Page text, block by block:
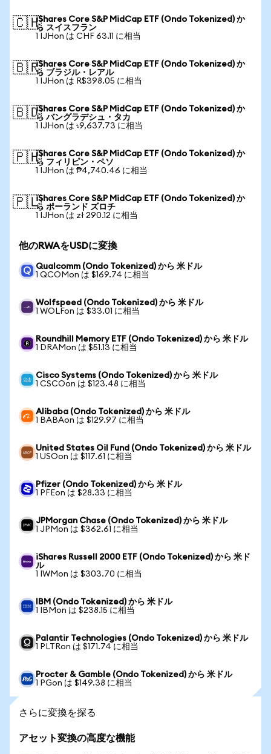
🇨🇭iShares Core S&P MidCap ETF (Ondo Tokenized) か
ら スイスフラン
1 IJHon は CHF 63.11 に相当
🇧🇷iShares Core S&P MidCap ETF (Ondo Tokenized) か
ら ブラジル・レアル
1 IJHon は R$398.05 に相当
🇧🇩iShares Core S&P MidCap ETF (Ondo Tokenized) か
ら バングラデシュ・タカ
1 IJHon は ৳9,637.73 に相当
🇵🇭iShares Core S&P MidCap ETF (Ondo Tokenized) か
ら フィリピン・ペソ
1 IJHon は ₱4,740.46 に相当
🇵🇱iShares Core S&P MidCap ETF (Ondo Tokenized) か
ら ポーランド ズロチ
1 IJHon は zł 290.12 に相当
他のRWAをUSDに変換
Qualcomm (Ondo Tokenized) から 米ドル
1 QCOMon は $169.74 に相当
Wolfspeed (Ondo Tokenized) から 米ドル
1 WOLFon は $33.01 に相当
Roundhill Memory ETF (Ondo Tokenized) から 米ドル
1 DRAMon は $51.13 に相当
Cisco Systems (Ondo Tokenized) から 米ドル
1 CSCOon は $123.48 に相当
Alibaba (Ondo Tokenized) から 米ドル
1 BABAon は $129.97 に相当
United States Oil Fund (Ondo Tokenized) から 米ドル
1 USOon は $117.61 に相当
Pfizer (Ondo Tokenized) から 米ドル
1 PFEon は $28.33 に相当
JPMorgan Chase (Ondo Tokenized) から 米ドル
1 JPMon は $362.61 に相当
iShares Russell 2000 ETF (Ondo Tokenized) から 米ド
ル
1 IWMon は $303.70 に相当
IBM (Ondo Tokenized) から 米ドル
1 IBMon は $238.15 に相当
Palantir Technologies (Ondo Tokenized) から 米ドル
1 PLTRon は $171.74 に相当
Procter & Gamble (Ondo Tokenized) から 米ドル
1 PGon は $149.38 に相当
さらに変換を探る
アセット変換の高度な機能